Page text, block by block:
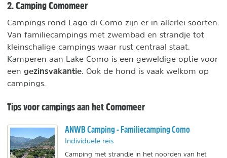
2. Camping Comomeer
Campings rond Lago di Como zijn er in allerlei soorten.
Van familiecampings met zwembad en strandje tot
kleinschalige campings waar rust centraal staat.
Kamperen aan Lake Como is een geweldige optie voor
een gezinsvakantie . Ook de hond is vaak welkom op
campings.
Tips voor campings aan het Comomeer
ANWB Camping - Familiecamping Como
Individuele reis
Camping met strandje in het noorden van het